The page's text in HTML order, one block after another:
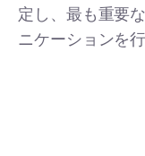
定し、最も重要
ニケーションを